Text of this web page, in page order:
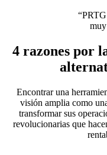
4 razones por
Encontrar una
visión amplia como
transformar sus
revolucionarias que